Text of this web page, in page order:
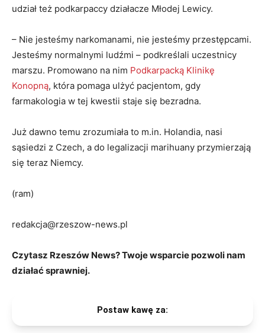
udział też podkarpaccy działacze Młodej Lewicy.
– Nie jesteśmy narkomanami, nie jesteśmy przestępcami.
Jesteśmy normalnymi ludźmi – podkreślali uczestnicy
marszu. Promowano na nim Podkarpacką Klinikę
Konopną, która pomaga ulżyć pacjentom, gdy
farmakologia w tej kwestii staje się bezradna.
Już dawno temu zrozumiała to m.in. Holandia, nasi
sąsiedzi z Czech, a do legalizacji marihuany przymierzają
się teraz Niemcy.
(ram)
redakcja@rzeszow-news.pl
Czytasz Rzeszów News? Twoje wsparcie pozwoli nam
działać sprawniej.
Postaw kawę za: